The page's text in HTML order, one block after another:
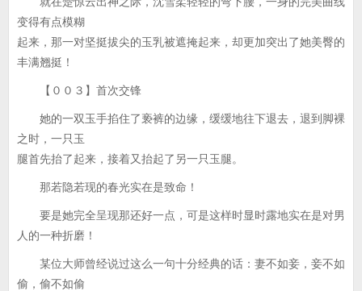
变得有点模糊
起来，那一对坚挺拔尖的玉乳被遮掩起来，却更加突出了她美臀的
丰满翘挺！
【００３】首次交锋
她的一双玉手掐住了亵裤的边缘，缓缓地往下退去，退到脚裸
之时，一只玉
腿首先抬了起来，接着又抬起了另一只玉腿。
那若隐若现的春光实在是致命！
要是她完全呈现那还好一点，可是这样时显时露地实在是对男
人的一种折磨！
某位大师曾经说过这么一句十分经典的话：妻不如妾，妾不如
偷，偷不如偷